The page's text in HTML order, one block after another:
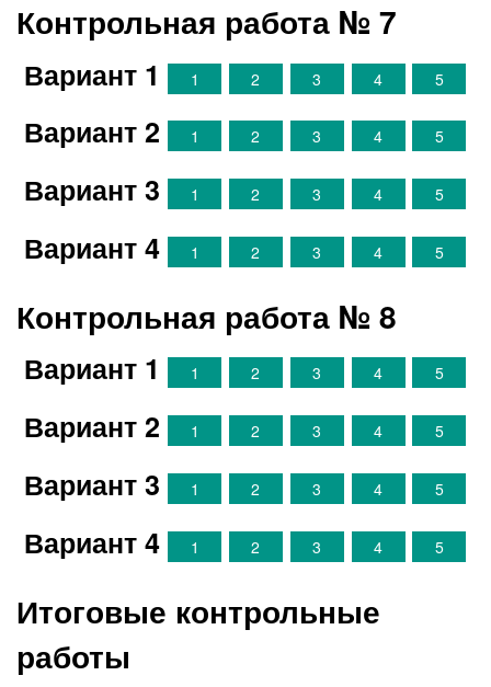
Контрольная работа № 7
Вариант 1 1 2 3 4 5
Вариант 2 1 2 3 4 5
Вариант 3 1 2 3 4 5
Вариант 4 1 2 3 4 5
Контрольная работа № 8
Вариант 1 1 2 3 4 5
Вариант 2 1 2 3 4 5
Вариант 3 1 2 3 4 5
Вариант 4 1 2 3 4 5
Итоговые контрольные
работы